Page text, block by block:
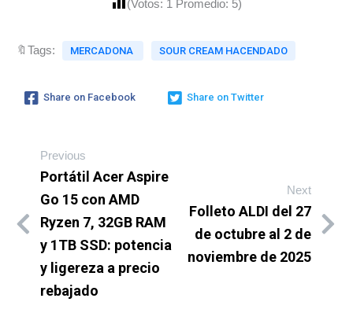
(Votos: 1 Promedio: 5)
🔖Tags: MERCADONA SOUR CREAM HACENDADO
Share on Facebook Share on Twitter
Previous
Portátil Acer Aspire
Go 15 con AMD
Ryzen 7, 32GB RAM
y 1TB SSD: potencia
y ligereza a precio
rebajado
Next
Folleto ALDI del 27
de octubre al 2 de
noviembre de 2025